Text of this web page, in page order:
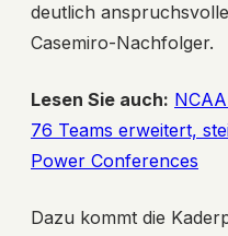
deutlich
Casemiro-Nachfolger.
Lesen Sie auch:
76 Teams erweitert,
Power Conferences
Dazu kommt die